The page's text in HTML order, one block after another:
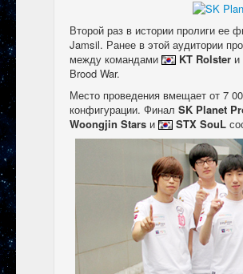
Второй раз в истории пролиги ее
Jamsil. Ранее в этой аудитории
между командами
KT Rolster и
Brood War.
Место проведения вмещает от 7
конфигурации. Финал SK Planet
Woongjin Stars и STX SouL